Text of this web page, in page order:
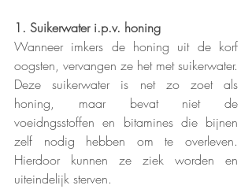
1. Suikerwater i.p.v. honing
Wanneer imkers de honing uit de korf
oogsten, vervangen ze het met suikerwater.
Deze suikerwater is net zo zoet als
honing, maar bevat niet de
voeidngsstoffen en bitamines die bijnen
zelf nodig hebben om te overleven.
Hierdoor kunnen ze ziek worden en
uiteindelijk sterven.